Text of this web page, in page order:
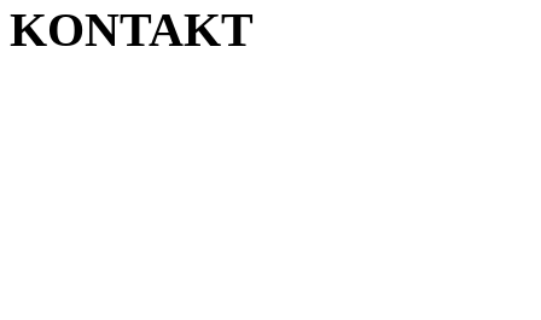
KONTAKT